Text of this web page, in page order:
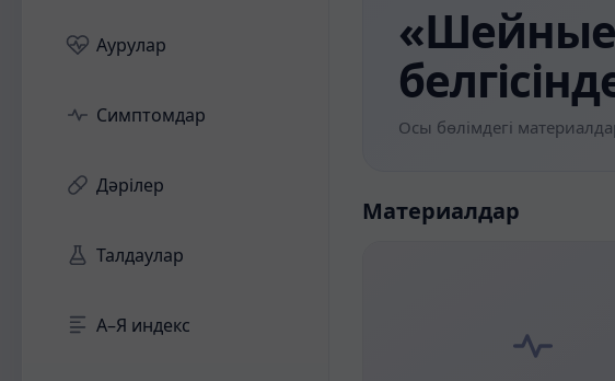
Аурулар
Симптомдар
Дәрілер
Талдаулар
А–Я индекс
«Шейные
Осы бөлімдегі
Материалдар